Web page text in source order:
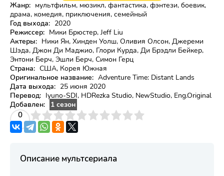
Жанр: мультфильм, мюзикл, фантастика, фэнтези, боевик,
драма, комедия, приключения, семейный
Год выхода: 2020
Режиссер: Мики Брюстер, Jeff Liu
Актеры: Ники Ян, Хинден Уолш, Оливия Олсон, Джереми
Шэда, Джон Ди Маджио, Глори Курда, Ди Брэдли Бейкер,
Энтони Берч, Эшли Берч, Симон Герц
Страна: США, Корея Южная
Оригинальное название: Adventure Time: Distant Lands
Дата выхода: 25 июня 2020
Перевод: Iyuno-SDI, HDRezka Studio, NewStudio, Eng.Original
Добавлен:
1 сезон
0
4 5 6 7 8 9 10
Описание мультсериала